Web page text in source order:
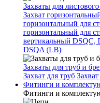
Захваты для
Захват
горизонтальный для
горизонтальный для
вертикальный DSQC,
DSQA (LB)
Захваты для труб и
Захват для труб
Фитинги и
Фитинги и